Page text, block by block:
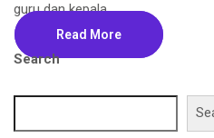
guru dan kepala...
Read More
Search